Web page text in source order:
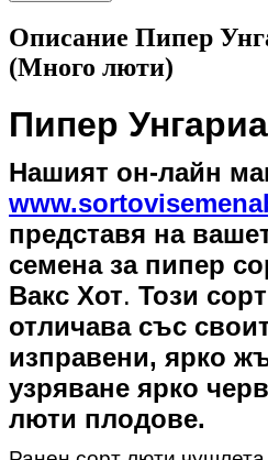
Описание Пипер
(Много люти)
Пипер
Нашият он-лайн
представя на
семена за пипер
Вакс Хот. Този
отличава със
изправени, ярко
узряване ярко
люти плодове.